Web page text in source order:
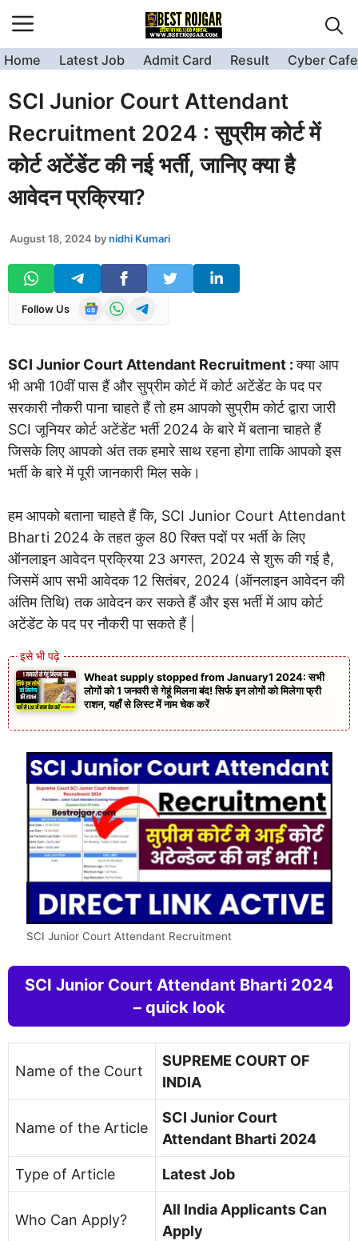
to
content
Home Latest Job Admit Card Result Cyber Cafe
SCI Junior Court Attendant
Recruitment 2024 : सुप्रीम कोर्ट में
कोर्ट अटेंडेंट की नई भर्ती, जानिए क्या है
आवेदन प्रक्रिया?
August 18, 2024 bynidhi Kumari
Follow Us
SCI Junior Court Attendant Recruitment :क्या आप
भी अभी 10वीं पास हैं और सुप्रीम कोर्ट में कोर्ट अटेंडेंट के पद पर
सरकारी नौकरी पाना चाहते हैं तो हम आपको सुप्रीम कोर्ट द्वारा जारी
SCI जूनियर कोर्ट अटेंडेंट भर्ती 2024 के बारे में बताना चाहते हैं
जिसके लिए आपको अंत तक हमारे साथ रहना होगा ताकि आपको इस
भर्ती के बारे में पूरी जानकारी मिल सके।
हम आपको बताना चाहते हैं कि, SCI Junior Court Attendant
Bharti 2024 के तहत कुल 80 रिक्त पदों पर भर्ती के लिए
ऑनलाइन आवेदन प्रक्रिया 23 अगस्त, 2024 से शुरू की गई है,
जिसमें आप सभी आवेदक 12 सितंबर, 2024 (ऑनलाइन आवेदन की
अंतिम तिथि) तक आवेदन कर सकते हैं और इस भर्ती में आप कोर्ट
अटेंडेंट के पद पर नौकरी पा सकते हैं |
Wheat supply stopped from January1 2024: सभी
लोगों को 1 जनवरी से गेहूं मिलना बंद! सिर्फ इन लोगों को मिलेगा फ्री
राशन, यहाँ से लिस्ट में नाम चेक करें
SCI Junior Court Attendant Recruitment
SCI Junior Court Attendant Bharti 2024
– quick look
Name of the Court
SUPREME COURT OF
INDIA
Name of the Article
SCI Junior Court
Attendant Bharti 2024
Type of Article Latest Job
Who Can Apply?
All India Applicants Can
Apply